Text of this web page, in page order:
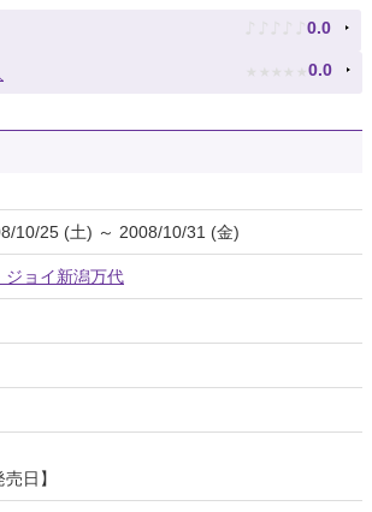
♪ ♪ ♪ ♪ ♪ 0.0
★ ★ ★ ★ ★ 0.0
10/25 (土) ～ 2008/10/31 (金)
ジョイ新潟万代
売日】